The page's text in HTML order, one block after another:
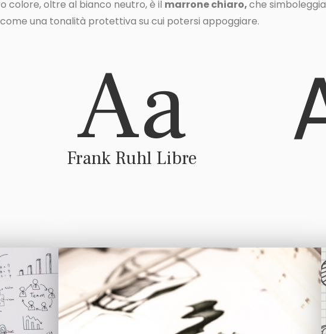
colore, oltre al bianco neutro, è il marrone chiaro,che
una tonalità protettiva su cui potersi appoggiare.
Aa
Frank Ruhl Libre